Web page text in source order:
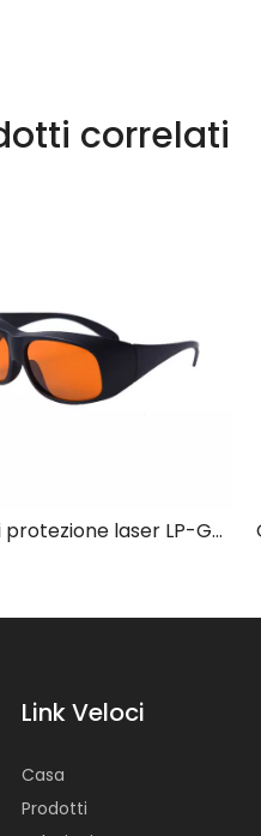
correlati
Link Veloci
Casa
Prodotti